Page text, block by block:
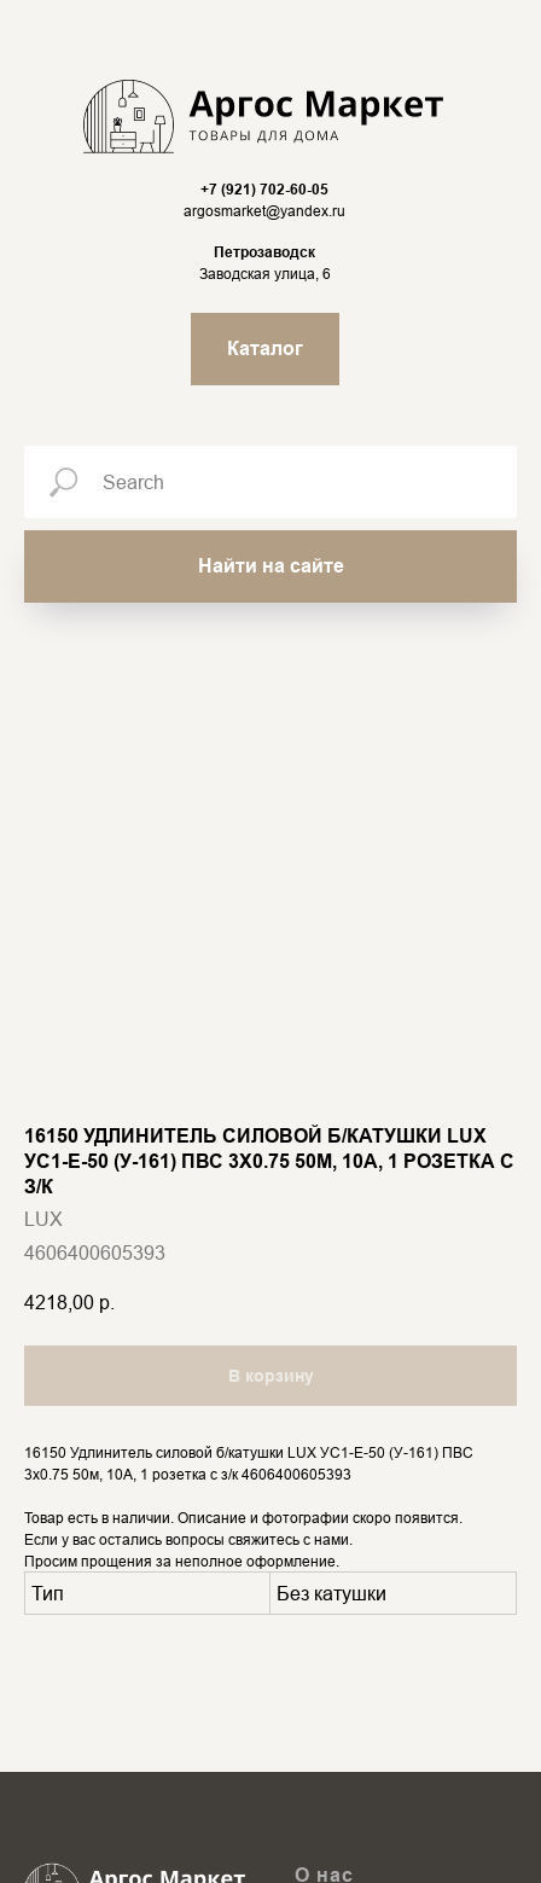
+7 (921) 702-60-05
argosmarket@yandex.ru
Петрозаводск
Заводская улица, 6
Каталог
Найти на сайте
16150 УДЛИНИТЕЛЬ СИЛОВОЙ Б/КАТУШКИ LUX
УС1-Е-50 (У-161) ПВС 3X0.75 50М, 10А, 1 РОЗЕТКА С
З/К
LUX
4606400605393
4218,00 р.
В корзину
16150 Удлинитель силовой б/катушки LUX УС1-Е-50 (У-161) ПВС
3x0.75 50м, 10А, 1 розетка с з/к 4606400605393
Товар есть в наличии. Описание и фотографии скоро появится.
Если у вас остались вопросы свяжитесь с нами.
Просим прощения за неполное оформление.
Тип Без катушки
О нас